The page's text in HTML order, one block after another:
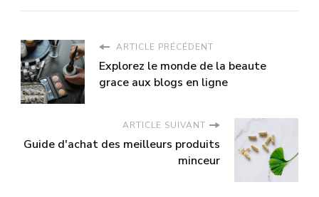
ARTICLE PRÉCÉDENT
Explorez le monde de la beaute
grace aux blogs en ligne
ARTICLE SUIVANT
Guide d'achat des meilleurs produits
minceur